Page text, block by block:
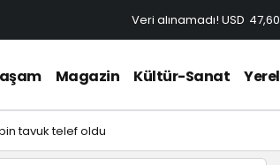
Veri alınamadı! USD 47,60
Magazin Kültür-Sanat Yerel
tavuk telef oldu